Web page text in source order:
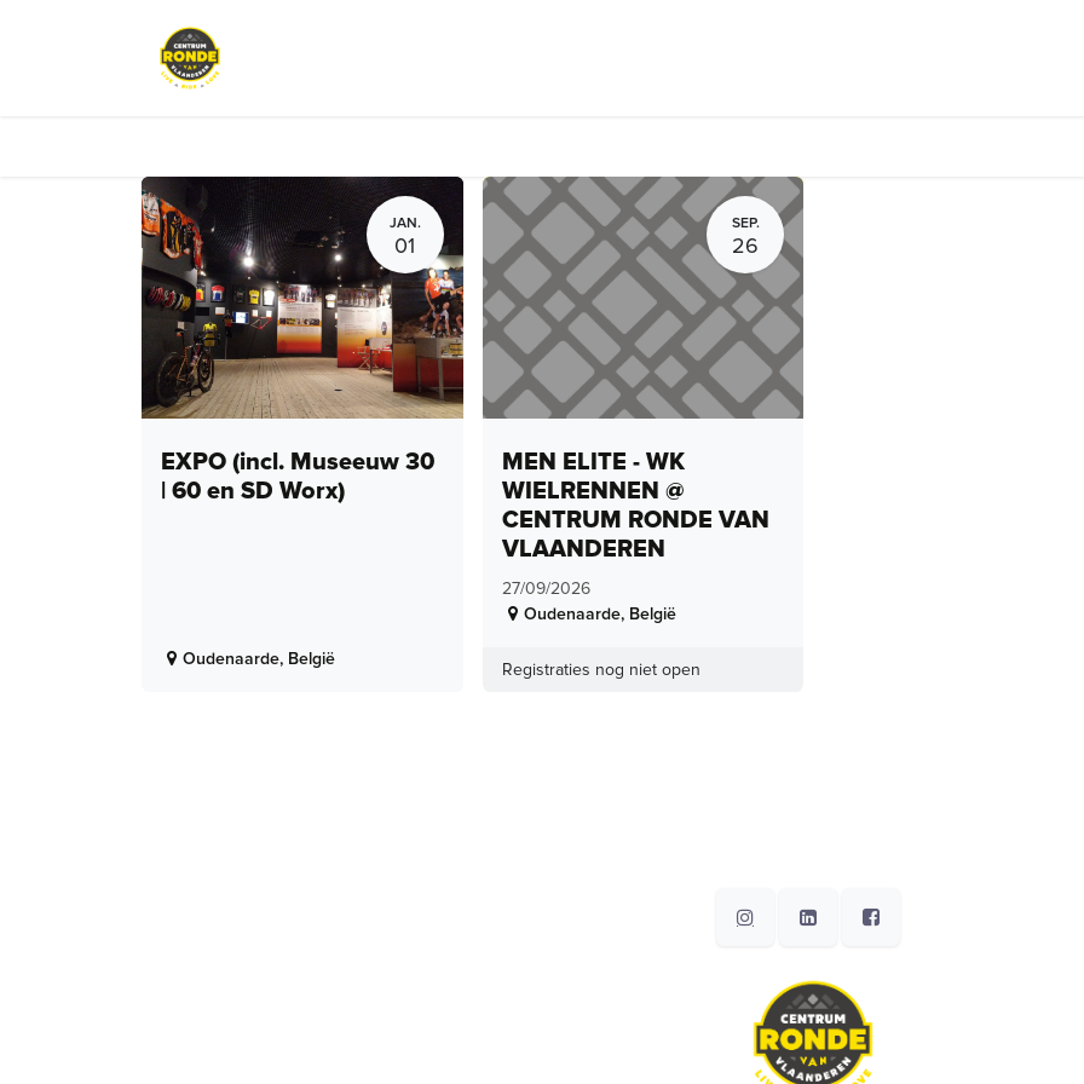
JAN.
01
EXPO (incl. Museeuw 30
| 60 en SD Worx)
Oudenaarde, België
SEP.
26
MEN ELITE - WK
WIELRENNEN @
CENTRUM RONDE VAN
VLAANDEREN
27/09/2026
Oudenaarde, België
Registraties nog niet open